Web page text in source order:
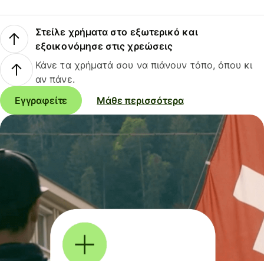
Στείλε χρήματα στο εξωτερικό και
εξοικονόμησε στις χρεώσεις
Κάνε τα χρήματά σου να πιάνουν τόπο, όπου κι
αν πάνε.
Εγγραφείτε
Μάθε περισσότερα